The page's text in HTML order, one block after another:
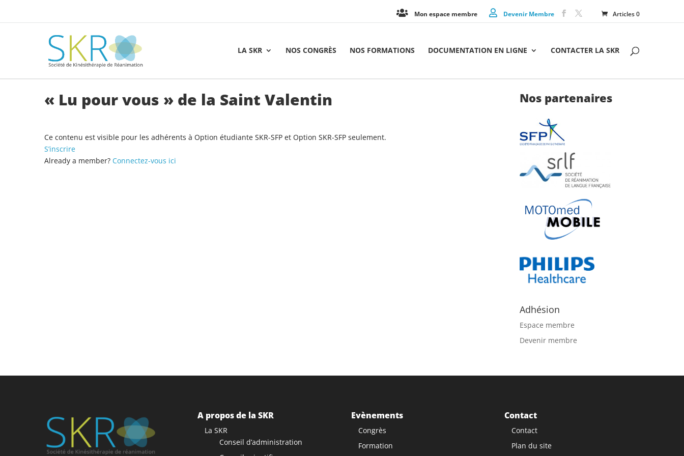
Articles 0
Mon espace membre Devenir Membre
LA SKR NOS CONGRÈS NOS FORMATIONS DOCUMENTATION EN LIGNE CONTACTER LA SKR
« Lu pour vous » de la Saint Valentin
Ce contenu est visible pour les adhérents à Option étudiante SKR-SFP et Option SKR-SFP seulement.
S’inscrire
Already a member? Connectez-vous ici
Nos partenaires
Adhésion
Espace membre
Devenir membre
A propos de la SKR
La SKR
Conseil d’administration
Evènements
Congrès
Formation
Contact
Contact
Plan du site